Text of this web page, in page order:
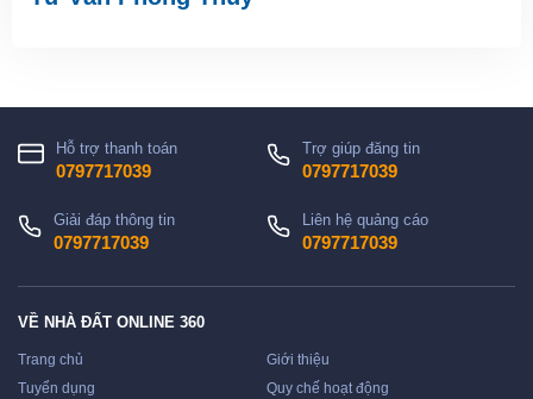
Hỗ trợ thanh toán
0797717039
Trợ giúp đăng tin
0797717039
Giải đáp thông tin
0797717039
Liên hệ quảng cáo
0797717039
VỀ NHÀ ĐẤT ONLINE 360
Trang chủ
Giới thiệu
Tuyển dụng
Quy chế hoạt động